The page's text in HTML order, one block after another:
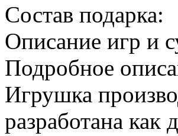
Cостав подарка:
Описание игр и
Подробное
Игрушка
разработана как